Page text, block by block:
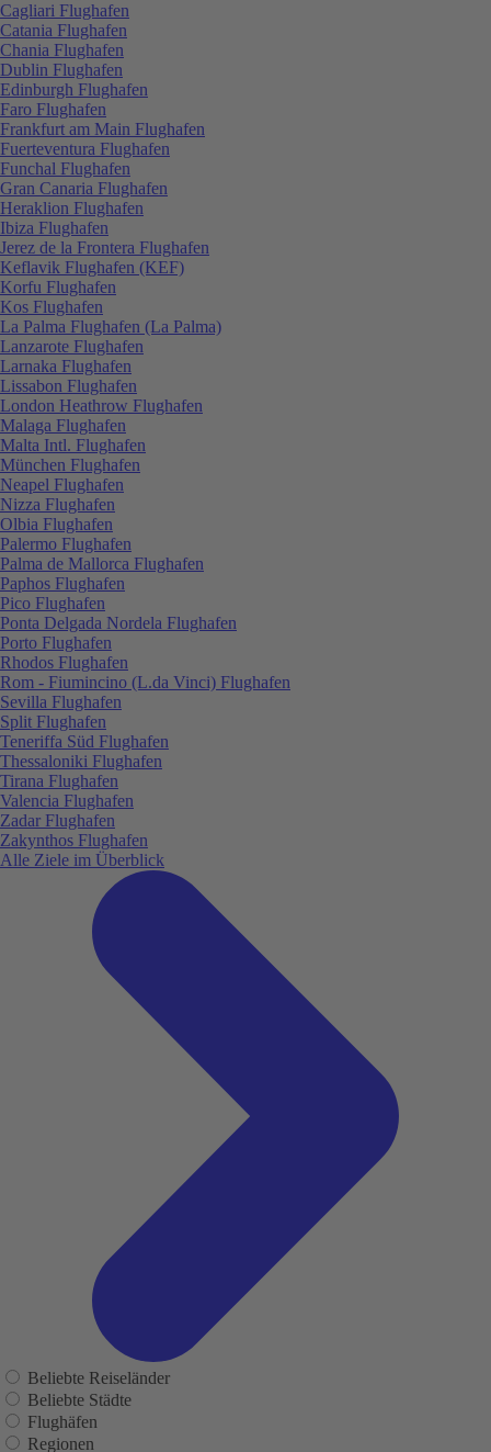
Cagliari Flughafen
Catania Flughafen
Chania Flughafen
Dublin Flughafen
Edinburgh Flughafen
Faro Flughafen
Frankfurt am Main Flughafen
Fuerteventura Flughafen
Funchal Flughafen
Gran Canaria Flughafen
Heraklion Flughafen
Ibiza Flughafen
Jerez de la Frontera Flughafen
Keflavik Flughafen (KEF)
Korfu Flughafen
Kos Flughafen
La Palma Flughafen (La Palma)
Lanzarote Flughafen
Larnaka Flughafen
Lissabon Flughafen
London Heathrow Flughafen
Malaga Flughafen
Malta Intl. Flughafen
München Flughafen
Neapel Flughafen
Nizza Flughafen
Olbia Flughafen
Palermo Flughafen
Palma de Mallorca Flughafen
Paphos Flughafen
Pico Flughafen
Ponta Delgada Nordela Flughafen
Porto Flughafen
Rhodos Flughafen
Rom - Fiumincino (L.da Vinci) Flughafen
Sevilla Flughafen
Split Flughafen
Teneriffa Süd Flughafen
Thessaloniki Flughafen
Tirana Flughafen
Valencia Flughafen
Zadar Flughafen
Zakynthos Flughafen
Alle Ziele im Überblick
Beliebte Reiseländer
Beliebte Städte
Flughäfen
Regionen